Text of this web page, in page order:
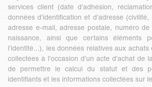
services client (date d’adhésion,
données d’identification et d’adresse
adresse e-mail, adresse postale, numéro
naissance, ainsi que certains éléments
l’identité...), les données relatives aux
collectées à l’occasion d’un acte d’achat de
de permettre le calcul du statut et des
identifiants et les informations collectées sur